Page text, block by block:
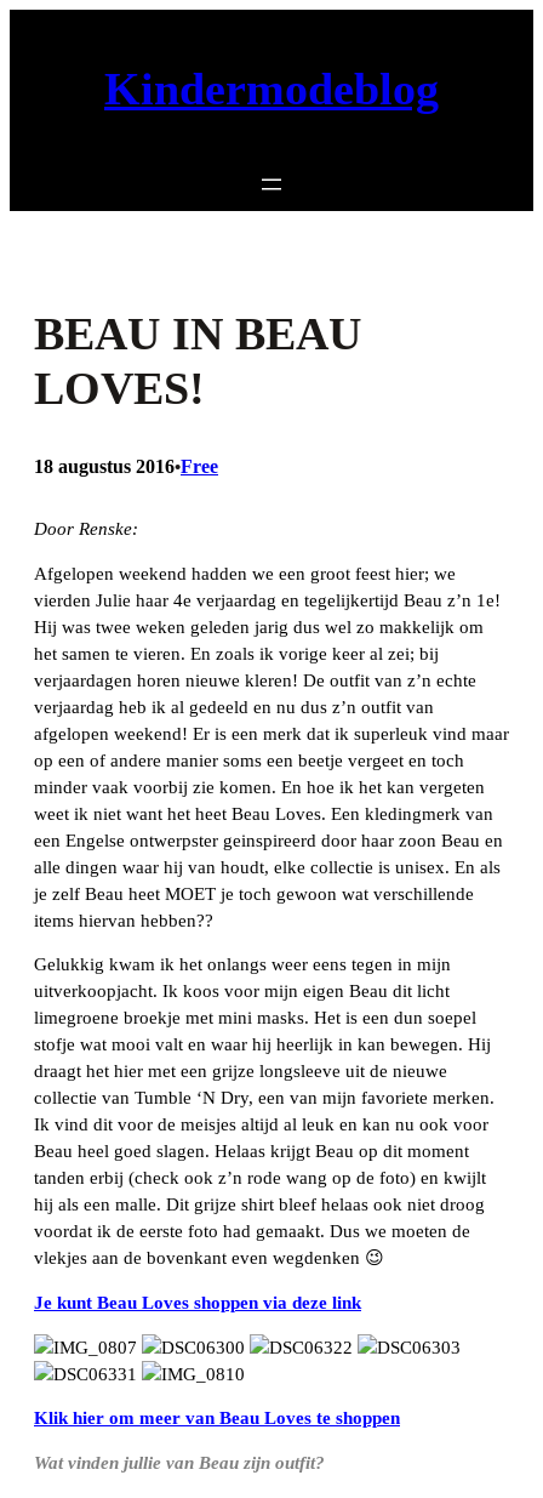
Kindermodeblog
BEAU IN BEAU
LOVES!
18 augustus 2016•Free
Door Renske:
Afgelopen weekend hadden we een groot feest hier; we
vierden Julie haar 4e verjaardag en tegelijkertijd Beau z’n 1e!
Hij was twee weken geleden jarig dus wel zo makkelijk om
het samen te vieren. En zoals ik vorige keer al zei; bij
verjaardagen horen nieuwe kleren! De outfit van z’n echte
verjaardag heb ik al gedeeld en nu dus z’n outfit van
afgelopen weekend! Er is een merk dat ik superleuk vind maar
op een of andere manier soms een beetje vergeet en toch
minder vaak voorbij zie komen. En hoe ik het kan vergeten
weet ik niet want het heet Beau Loves. Een kledingmerk van
een Engelse ontwerpster geinspireerd door haar zoon Beau en
alle dingen waar hij van houdt, elke collectie is unisex. En als
je zelf Beau heet MOET je toch gewoon wat verschillende
items hiervan hebben??
Gelukkig kwam ik het onlangs weer eens tegen in mijn
uitverkoopjacht. Ik koos voor mijn eigen Beau dit licht
limegroene broekje met mini masks. Het is een dun soepel
stofje wat mooi valt en waar hij heerlijk in kan bewegen. Hij
draagt het hier met een grijze longsleeve uit de nieuwe
collectie van Tumble ‘N Dry, een van mijn favoriete merken.
Ik vind dit voor de meisjes altijd al leuk en kan nu ook voor
Beau heel goed slagen. Helaas krijgt Beau op dit moment
tanden erbij (check ook z’n rode wang op de foto) en kwijlt
hij als een malle. Dit grijze shirt bleef helaas ook niet droog
voordat ik de eerste foto had gemaakt. Dus we moeten de
vlekjes aan de bovenkant even wegdenken 😉
Je kunt Beau Loves shoppen via deze link
Klik hier om meer van Beau Loves te shoppen
Wat vinden jullie van Beau zijn outfit?